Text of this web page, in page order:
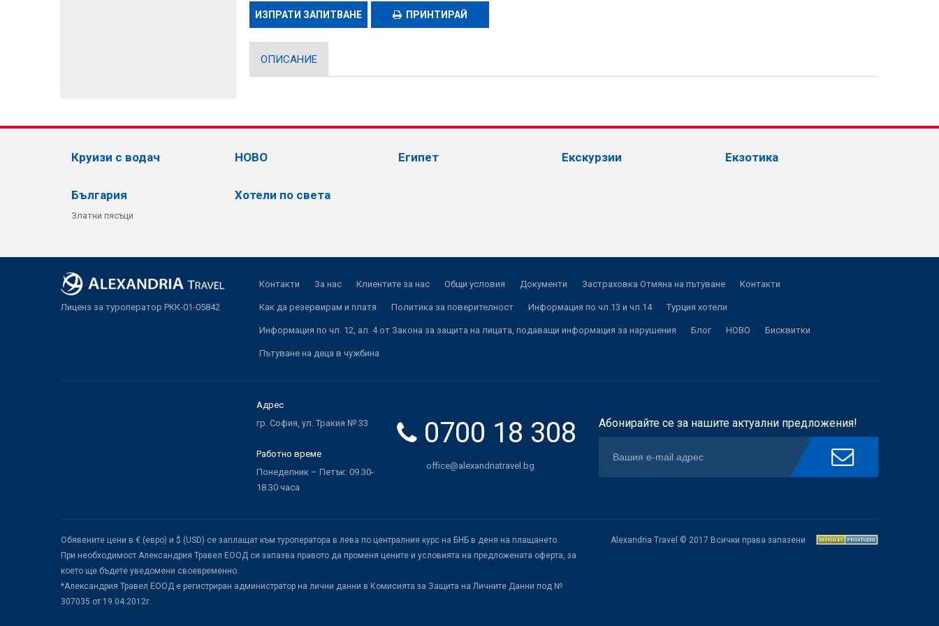
ИЗПРАТИ ЗАПИТВАНЕ ПРИНТИРАЙ
ОПИСАНИЕ
Круизи с водач НОВО Египет Екскурзии Екзотика
България
Златни пясъци
Хотели по света
Лиценз за туроператор РКК-01-05842
Контакти За нас Клиентите за нас Общи условия Документи Застраховка Отмяна на пътуване Контакти
Как да резервирам и платя Политика за поверителност Информация по чл.13 и чл.14 Турция хотели
Информация по чл. 12, ал. 4 от Закона за защита на лицата, подаващи информация за нарушения Блог НОВО Бисквитки
Пътуване на деца в чужбина
Адрес
гр. София, ул. Тракия № 33
Работно време
Понеделник – Петък: 09.30-
18.30 часа
0700 18 308
office@alexandriatravel.bg
Абонирайте се за нашите актуални предложения!
Обявените цени в € (евро) и $ (USD) се заплащат към туроператора в лева по централния курс на БНБ в деня на плащането.
При необходимост Александрия Травел ЕООД си запазва правото да променя цените и условията на предложената оферта, за
което ще бъдете уведомени своевременно.
*Александрия Травел ЕООД е регистриран администратор на лични данни в Комисията за Защита на Личните Данни под №
307035 от 19.04.2012г.
Alexandria Travel © 2017 Всички права запазени